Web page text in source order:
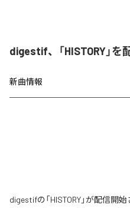
digestif、「HISTORY」を
新曲情報
digestifの「HISTORY」が配信開